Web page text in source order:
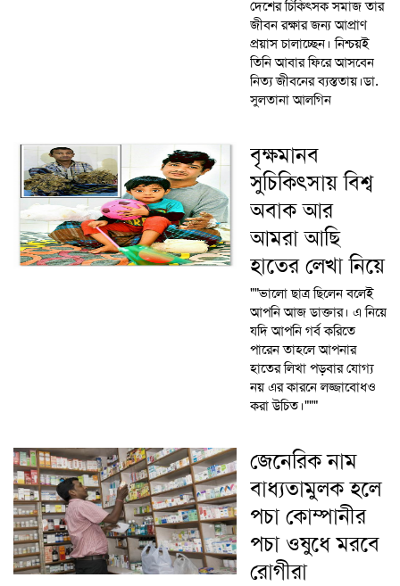
দেশের চিকিৎসক সমাজ তার
জীবন রক্ষার জন্য আপ্রাণ
প্রয়াস চালাচ্ছেন। নিশ্চয়ই
তিনি আবার ফিরে আসবেন
নিত্য জীবনের ব্যস্ততায়।ডা.
সুলতানা আলগিন
বৃক্ষমানব
সুচিকিৎসায় বিশ্ব
অবাক আর
আমরা আছি
হাতের লেখা নিয়ে
""ভালো ছাত্র ছিলেন বলেই
আপনি আজ ডাক্তার। এ নিয়ে
যদি আপনি গর্ব করিতে
পারেন তাহলে আপনার
হাতের লিখা পড়বার যোগ্য
নয় এর কারনে লজ্জাবোধও
করা উচিত।"""
জেনেরিক নাম
বাধ্যতামুলক হলে
পচা কোম্পানীর
পচা ওষুধে মরবে
রোগীরা